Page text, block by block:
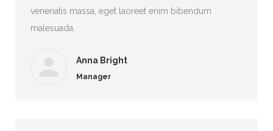
venenatis massa, eget laoreet enim bibendum
malesuada.
Anna Bright
Manager